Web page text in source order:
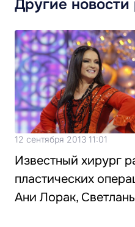
Другие
12 сентября 2013 11:01
Известный хирург
пластических
Ани Лорак,